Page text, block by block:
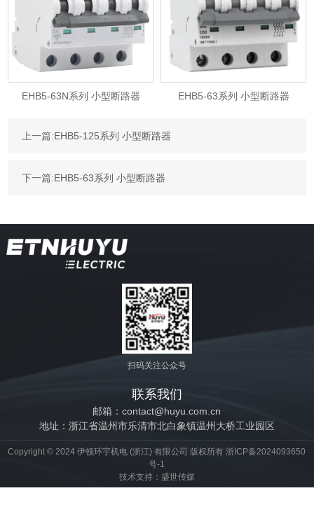
EHB5-63N系列 小型断路器 EHB5-63系列 小型断路器
上一篇:EHB5-125系列 小型断路器
下一篇:EHB5-63系列 小型断路器
扫码关注公众号
联系我们
邮箱：contact@huyu.com.cn
地址：浙江省温州市乐清市北白象镇温州大桥工业园区
Copyright © 2024 伊顿环宇机电 (浙江) 有限公司 版权所有浙ICP备2024093650
号-1
技术支持： 盛世传媒